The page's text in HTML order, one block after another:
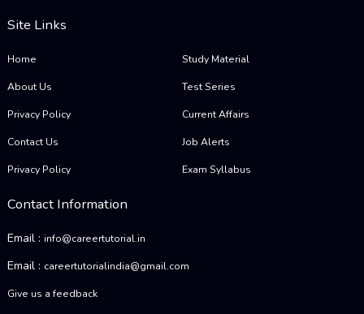
Site Links
Home
About Us
Privacy Policy
Contact Us
Privacy Policy
Study Material
Test Series
Current Affairs
Job Alerts
Exam Syllabus
Contact Information
Email : info@careertutorial.in
Email : careertutorialindia@gmail.com
Give us a feedback